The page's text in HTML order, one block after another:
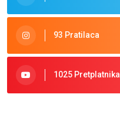
93 Pratilaca
1025 Pretplatnika